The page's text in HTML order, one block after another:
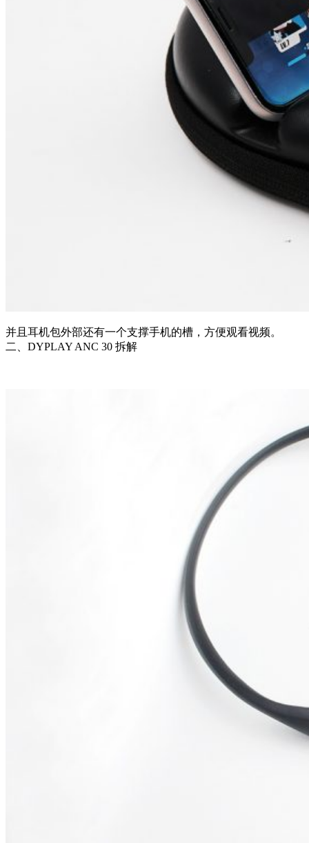
并且耳机包外部还有一个支撑手机的槽，方便观看视频。
二、DYPLAY ANC 30 拆解